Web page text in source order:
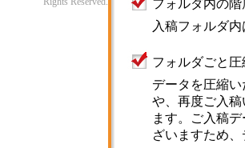
フォルダ内の
入稿フォルダ
フォルダごと
データを圧縮
や、再度ご入
ます。ご入稿
ざいますため